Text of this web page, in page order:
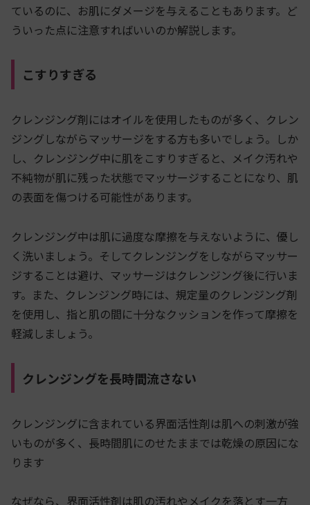
ているのに、お肌にダメージを与えることもあります。ど
ういった点に注意すればいいのか解説します。
こすりすぎる
クレンジング剤にはオイルを使用したものが多く、クレン
ジングしながらマッサージをする方も多いでしょう。しか
し、クレンジング中に肌をこすりすぎると、メイク汚れや
不純物が肌に残った状態でマッサージすることになり、肌
の表面を傷つける可能性があります。
クレンジング中は肌に過度な摩擦を与えないように、優し
く洗いましょう。そしてクレンジングをしながらマッサー
ジすることは避け、マッサージはクレンジング後に行いま
す。また、クレンジング時には、規定量のクレンジング剤
を使用し、指と肌の間に十分なクッションを作って摩擦を
軽減しましょう。
クレンジングを長時間流さない
クレンジングに含まれている界面活性剤は肌への刺激が強
いものが多く、長時間肌にのせたままでは乾燥の原因にな
ります
なぜなら、界面活性剤は肌の汚れやメイクを落とす一方